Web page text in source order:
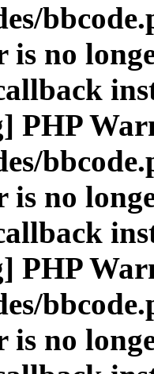
is no
PHP
is no
PHP
is no